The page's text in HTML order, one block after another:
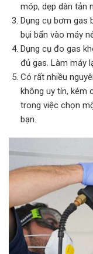
móp, dẹp dàn tản
Dụng cụ bơm gas
bụi bẩn vào máy
Dụng cụ đo gas
đủ gas. Làm máy
Có rất nhiều
không uy tín, kém
trong việc chọn
bạn.